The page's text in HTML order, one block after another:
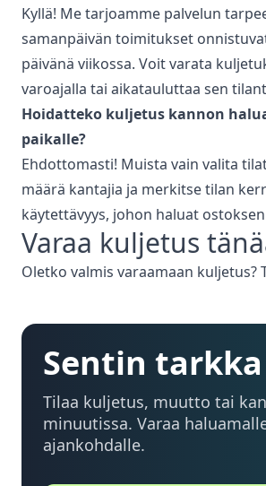
Kyllä! Me tarjoamme palvelun
samanpäivän toimitukset
päivänä viikossa. Voit varata
varoajalla tai aikatauluttaa sen
Hoidatteko kuljetus kannon
paikalle?
Ehdottomasti! Muista vain valita
määrä kantajia ja merkitse tilan
käytettävyys, johon haluat
Varaa kuljetus
Oletko valmis varaamaan kuljetus?
Sentin
Tilaa kuljetus, muutto tai
minuutissa. Varaa
ajankohdalle.